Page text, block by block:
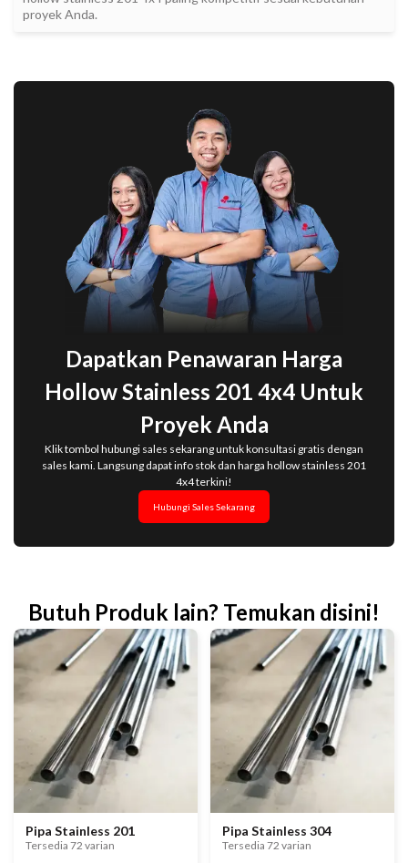
proyek Anda.
Dapatkan Penawaran Harga
Hollow Stainless 201 4x4 Untuk
Proyek Anda
Klik tombol hubungi sales sekarang untuk konsultasi gratis dengan
sales kami. Langsung dapat info stok dan harga hollow stainless 201
4x4 terkini!
Hubungi Sales Sekarang
Butuh Produk lain? Temukan disini!
Pipa Stainless 201
Tersedia 72 varian
Pipa Stainless 304
Tersedia 72 varian